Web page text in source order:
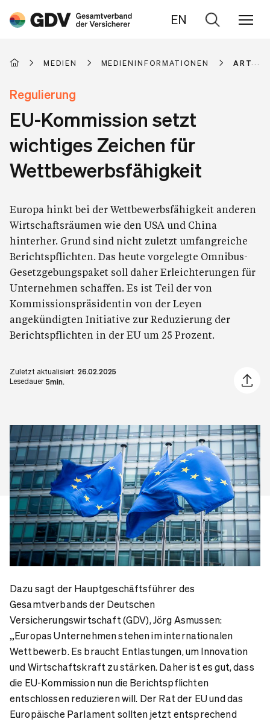
EN
Zur
MEDIEN MEDIENINFORMATIONEN
Regulierung
EU-Kommission setzt
wichtiges Zeichen für
Wettbewerbsfähigkeit
Europa hinkt bei der Wettbewerbsfähigkeit anderen
Wirtschaftsräumen wie den USA und China
hinterher. Grund sind nicht zuletzt umfangreiche
Berichtspflichten. Das heute vorgelegte Omnibus-
Gesetzgebungspaket soll daher Erleichterungen für
Unternehmen schaffen. Es ist Teil der von
Kommissionspräsidentin von der Leyen
angekündigten Initiative zur Reduzierung der
Berichtspflichten in der EU um 25 Prozent.
Zuletzt aktualisiert: 26.02.2025
Lesedauer 5min.
Artikel
Dazu sagt der Hauptgeschäftsführer des
Gesamtverbands der Deutschen
Versicherungswirtschaft (GDV), Jörg Asmussen:
„Europas Unternehmen stehen im internationalen
Wettbewerb. Es braucht Entlastungen, um Innovation
und Wirtschaftskraft zu stärken. Daher ist es gut, dass
die EU-Kommission nun die Berichtspflichten
entschlossen reduzieren will. Der Rat der EU und das
Europäische Parlament sollten jetzt entsprechend